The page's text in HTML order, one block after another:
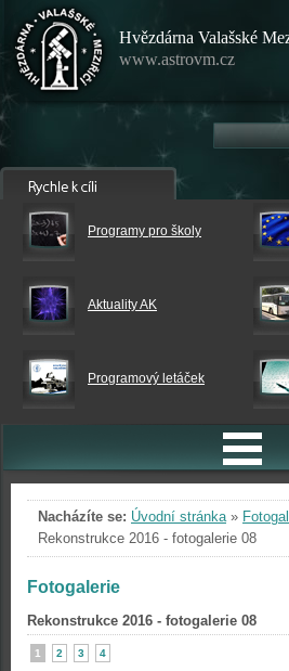
Hvězdárna Valašské
www.astrovm.cz
Programy pro školy
Aktuality AK
Programový letáček
Nacházíte se: Úvodní stránka»
Rekonstrukce 2016 - fotogalerie 08
Fotogalerie
Rekonstrukce 2016 - fotogalerie 08
1 2 3 4